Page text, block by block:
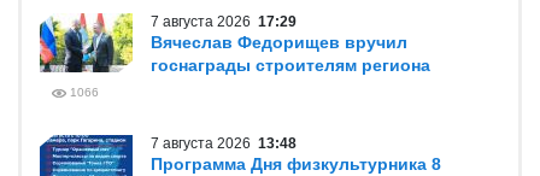
7 августа 2026 17:29
Вячеслав Федорищев вручил
госнаграды строителям региона
1066
7 августа 2026 13:48
Программа Дня физкультурника 8